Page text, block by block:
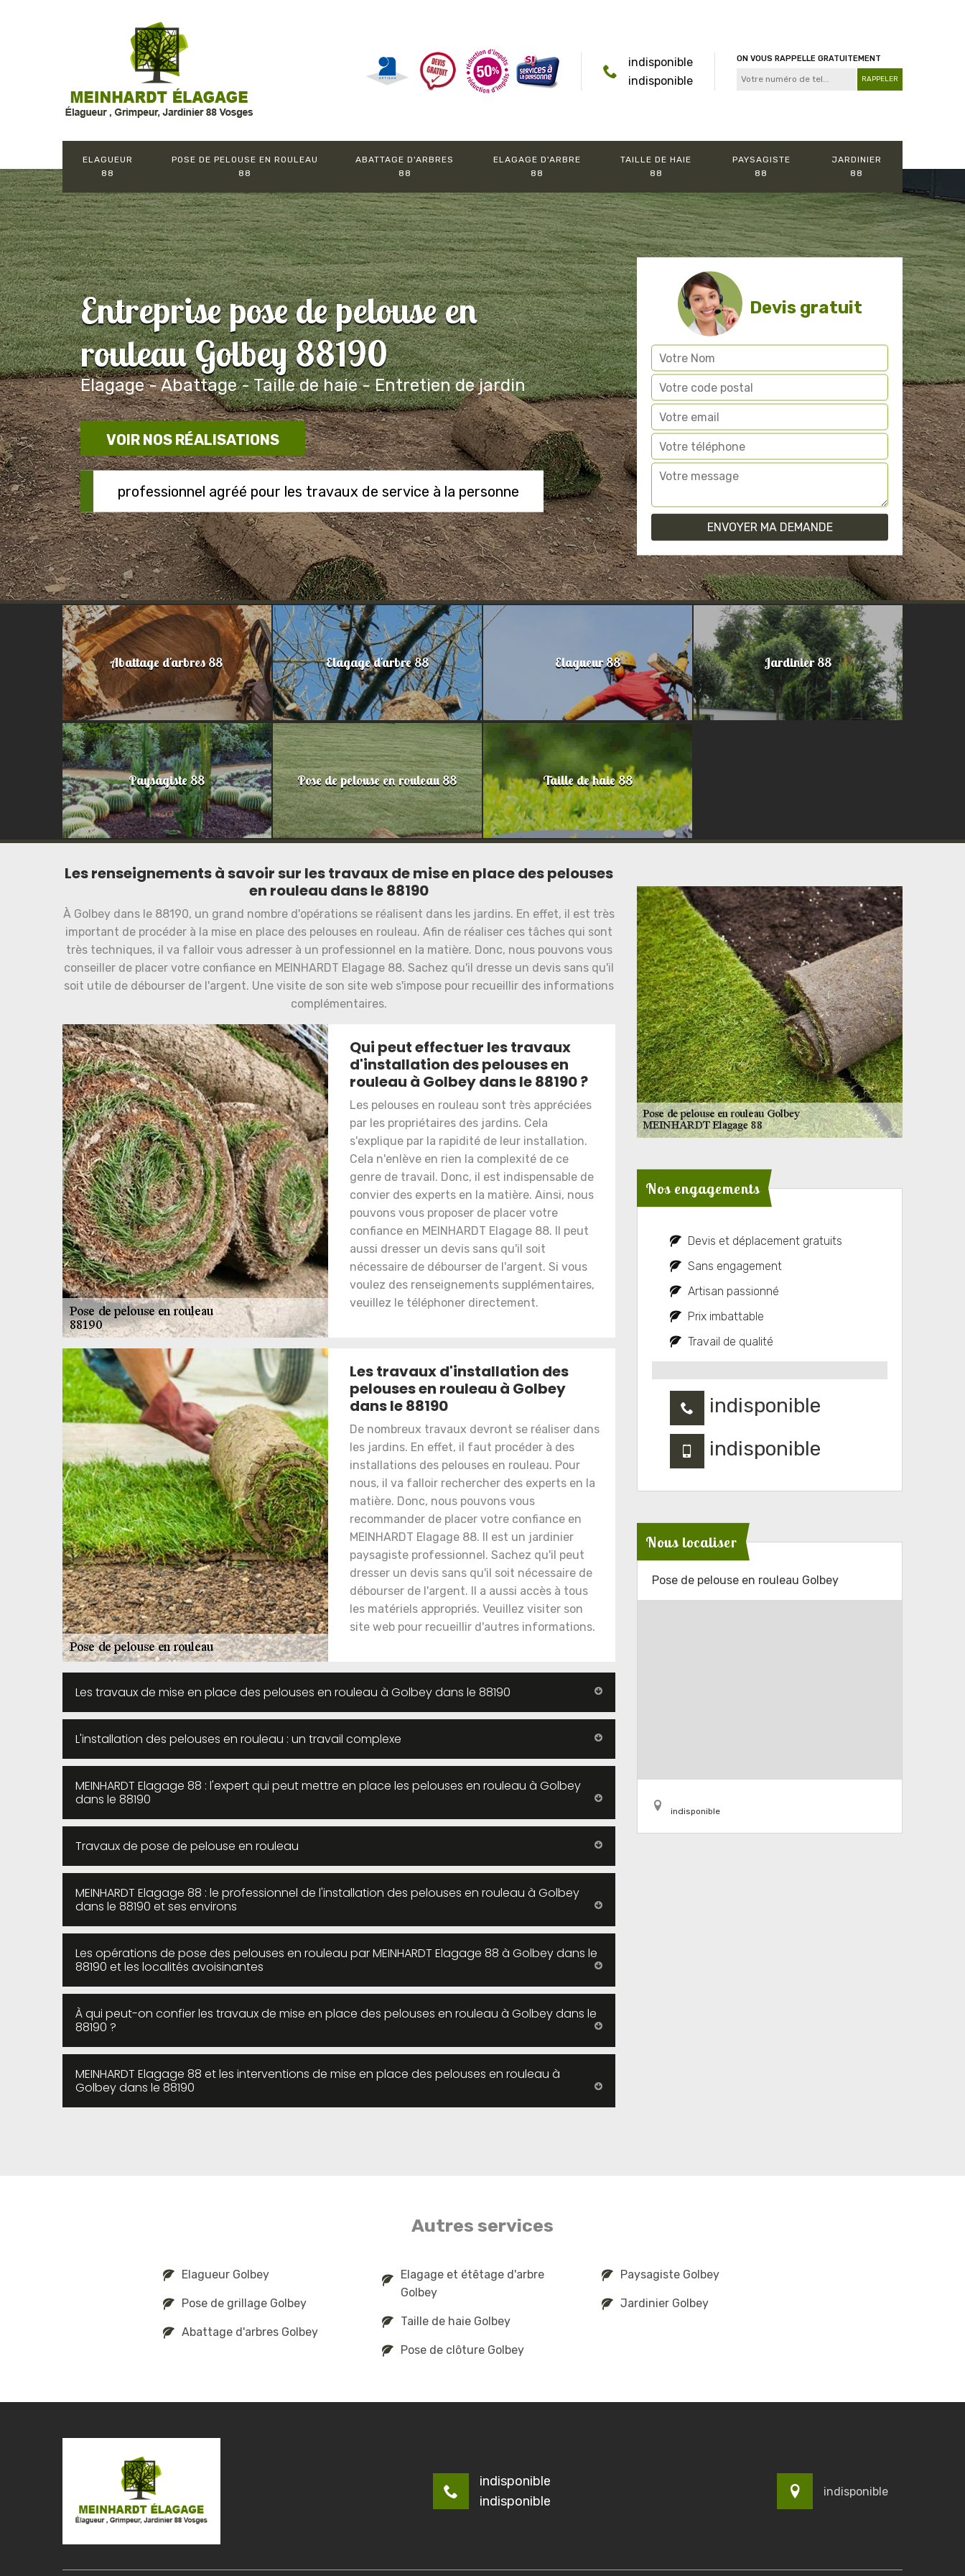
indisponible
indisponible
ON VOUS RAPPELLE GRATUITEMENT
ELAGUEUR
88
POSE DE PELOUSE EN ROULEAU
88
ABATTAGE D'ARBRES
88
ELAGAGE D'ARBRE
88
TAILLE DE HAIE
88
PAYSAGISTE
88
JARDINIER
88
Entreprise pose de pelouse en
rouleau Golbey 88190
Elagage - Abattage - Taille de haie - Entretien de jardin
VOIR NOS RÉALISATIONS
professionnel agréé pour les travaux de service à la personne
Devis gratuit
Abattage d'arbres 88 Elagage d'arbre 88 Elagueur 88 Jardinier 88
Paysagiste 88 Pose de pelouse en rouleau 88 Taille de haie 88
Les renseignements à savoir sur les travaux de mise en place des pelouses
en rouleau dans le 88190
À Golbey dans le 88190, un grand nombre d'opérations se réalisent dans les jardins. En effet, il est très
important de procéder à la mise en place des pelouses en rouleau. Afin de réaliser ces tâches qui sont
très techniques, il va falloir vous adresser à un professionnel en la matière. Donc, nous pouvons vous
conseiller de placer votre confiance en MEINHARDT Elagage 88. Sachez qu'il dresse un devis sans qu'il
soit utile de débourser de l'argent. Une visite de son site web s'impose pour recueillir des informations
complémentaires.
Qui peut effectuer les travaux
d'installation des pelouses en
rouleau à Golbey dans le 88190 ?
Les pelouses en rouleau sont très appréciées
par les propriétaires des jardins. Cela
s'explique par la rapidité de leur installation.
Cela n'enlève en rien la complexité de ce
genre de travail. Donc, il est indispensable de
convier des experts en la matière. Ainsi, nous
pouvons vous proposer de placer votre
confiance en MEINHARDT Elagage 88. Il peut
aussi dresser un devis sans qu'il soit
nécessaire de débourser de l'argent. Si vous
voulez des renseignements supplémentaires,
veuillez le téléphoner directement.
Les travaux d'installation des
pelouses en rouleau à Golbey
dans le 88190
De nombreux travaux devront se réaliser dans
les jardins. En effet, il faut procéder à des
installations des pelouses en rouleau. Pour
nous, il va falloir rechercher des experts en la
matière. Donc, nous pouvons vous
recommander de placer votre confiance en
MEINHARDT Elagage 88. Il est un jardinier
paysagiste professionnel. Sachez qu'il peut
dresser un devis sans qu'il soit nécessaire de
débourser de l'argent. Il a aussi accès à tous
les matériels appropriés. Veuillez visiter son
site web pour recueillir d'autres informations.
Les travaux de mise en place des pelouses en rouleau à Golbey dans le 88190
L'installation des pelouses en rouleau : un travail complexe
MEINHARDT Elagage 88 : l'expert qui peut mettre en place les pelouses en rouleau à Golbey
dans le 88190
Travaux de pose de pelouse en rouleau
MEINHARDT Elagage 88 : le professionnel de l'installation des pelouses en rouleau à Golbey
dans le 88190 et ses environs
Les opérations de pose des pelouses en rouleau par MEINHARDT Elagage 88 à Golbey dans le
88190 et les localités avoisinantes
À qui peut-on confier les travaux de mise en place des pelouses en rouleau à Golbey dans le
88190 ?
MEINHARDT Elagage 88 et les interventions de mise en place des pelouses en rouleau à
Golbey dans le 88190
Nos engagements
Devis et déplacement gratuits
Sans engagement
Artisan passionné
Prix imbattable
Travail de qualité
indisponible
indisponible
Nous localiser
Pose de pelouse en rouleau Golbey
indisponible
Autres services
Elagueur Golbey
Pose de grillage Golbey
Abattage d'arbres Golbey
Elagage et étêtage d'arbre
Golbey
Taille de haie Golbey
Pose de clôture Golbey
Paysagiste Golbey
Jardinier Golbey
indisponible
indisponible
indisponible